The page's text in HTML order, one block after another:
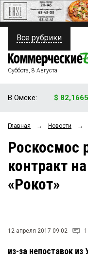
ПОЛИТИКА
ФИНАНСЫ
ОБЩЕСТВО
ЗАКОН
НОВОСТИ КОМПАНИЙ
Все рубрики
Суббота, 8 Августа
В Омске: $ 82,1665
Главная → Новости →
Роскосмос
контракт
«Рокот»
12 апреля 2017 09:02 1
из-за непоставок из